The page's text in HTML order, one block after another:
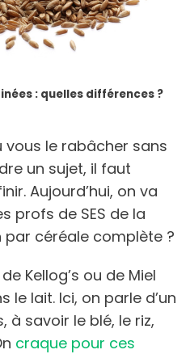
: quelles différences ?
vous le rabâcher sans
un sujet, il faut
Aujourd’hui, on va
profs de SES de la
céréale complète ?
Kellog’s ou de Miel
le lait. Ici, on parle d’un
à savoir le blé, le riz,
craque pour ces